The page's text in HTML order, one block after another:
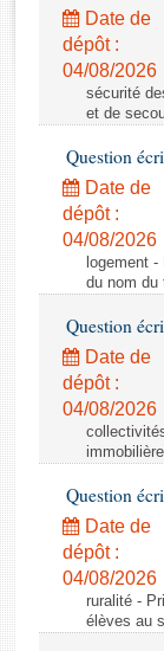
Rapports
Rapports sur
Baromètre de
Dossiers
Budget et
Questions
Comptes
Date de
dépôt :
04/08/2026
sécurité
et de
Question
Date de
dépôt :
04/08/2026
logement
du nom du
Question
Date de
dépôt :
04/08/2026
Question
Date de
dépôt :
04/08/2026
ruralité -
élèves au